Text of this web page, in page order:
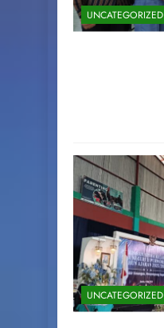
UNCATEGORIZED
UNCATEGORIZED